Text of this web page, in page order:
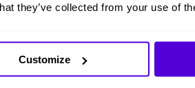
they’ve collected from your use of
Customize